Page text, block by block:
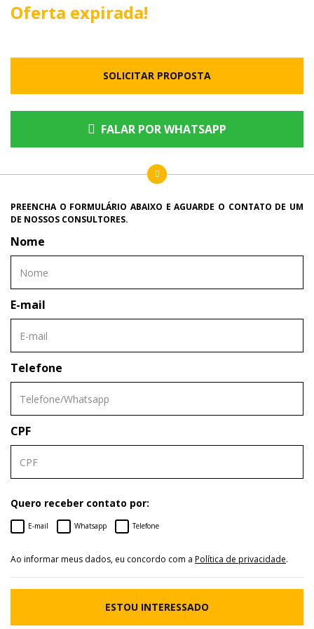
Oferta expirada!
SOLICITAR PROPOSTA
FALAR POR WHATSAPP
PREENCHA O FORMULÁRIO ABAIXO E AGUARDE O CONTATO DE UM
DE NOSSOS CONSULTORES.
Nome
E-mail
Telefone
CPF
Quero receber contato por:
E-mail Whatsapp Telefone
Ao informar meus dados, eu concordo com a Política de privacidade.
ESTOU INTERESSADO